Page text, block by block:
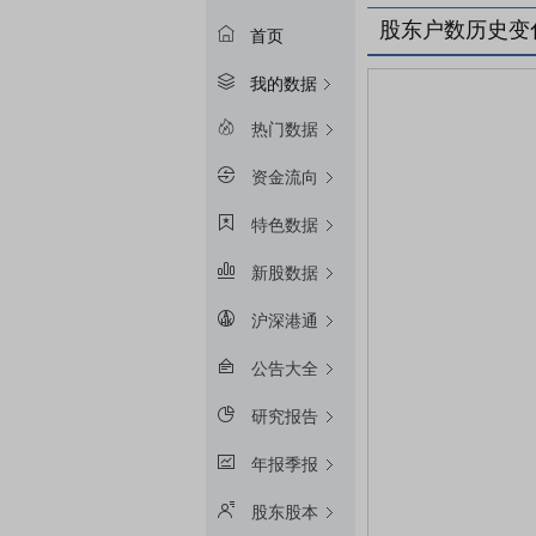
首页
我的数据
热门数据
资金流向
特色数据
新股数据
沪深港通
公告大全
研究报告
年报季报
股东股本
股东户数历史